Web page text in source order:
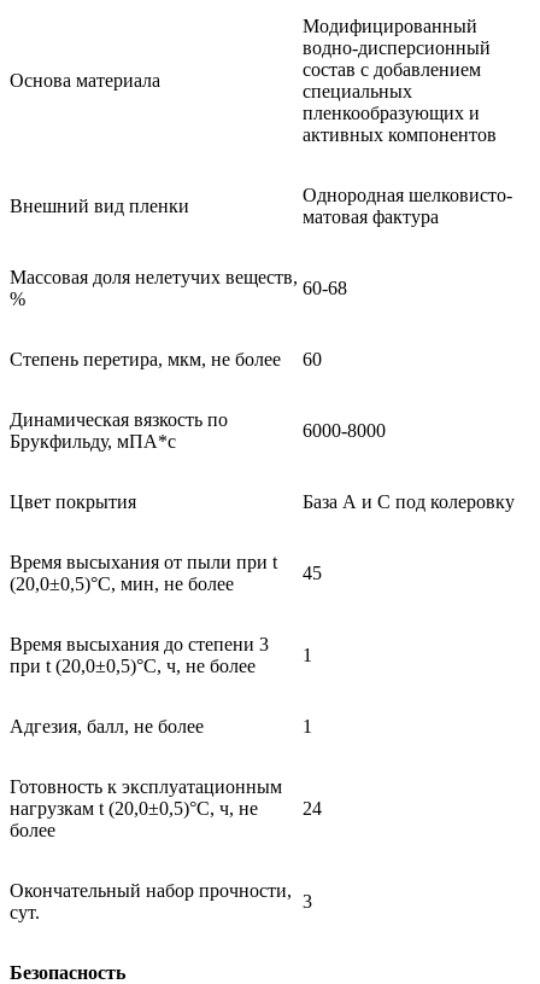
Основа материала
Модифицированный
водно-дисперсионный
состав с добавлением
специальных
пленкообразующих и
активных компонентов
Внешний вид пленки
Однородная шелковисто-
матовая фактура
Массовая доля нелетучих веществ,
%
60-68
Степень перетира, мкм, не более 60
Динамическая вязкость по
Брукфильду, мПА*с
6000-8000
Цвет покрытия База А и С под колеровку
Время высыхания от пыли при t
(20,0±0,5)°С, мин, не более
45
Время высыхания до степени 3
при t (20,0±0,5)°С, ч, не более
1
Адгезия, балл, не более 1
Готовность к эксплуатационным
нагрузкам t (20,0±0,5)°С, ч, не
более
24
Окончательный набор прочности,
сут.
3
Безопасность